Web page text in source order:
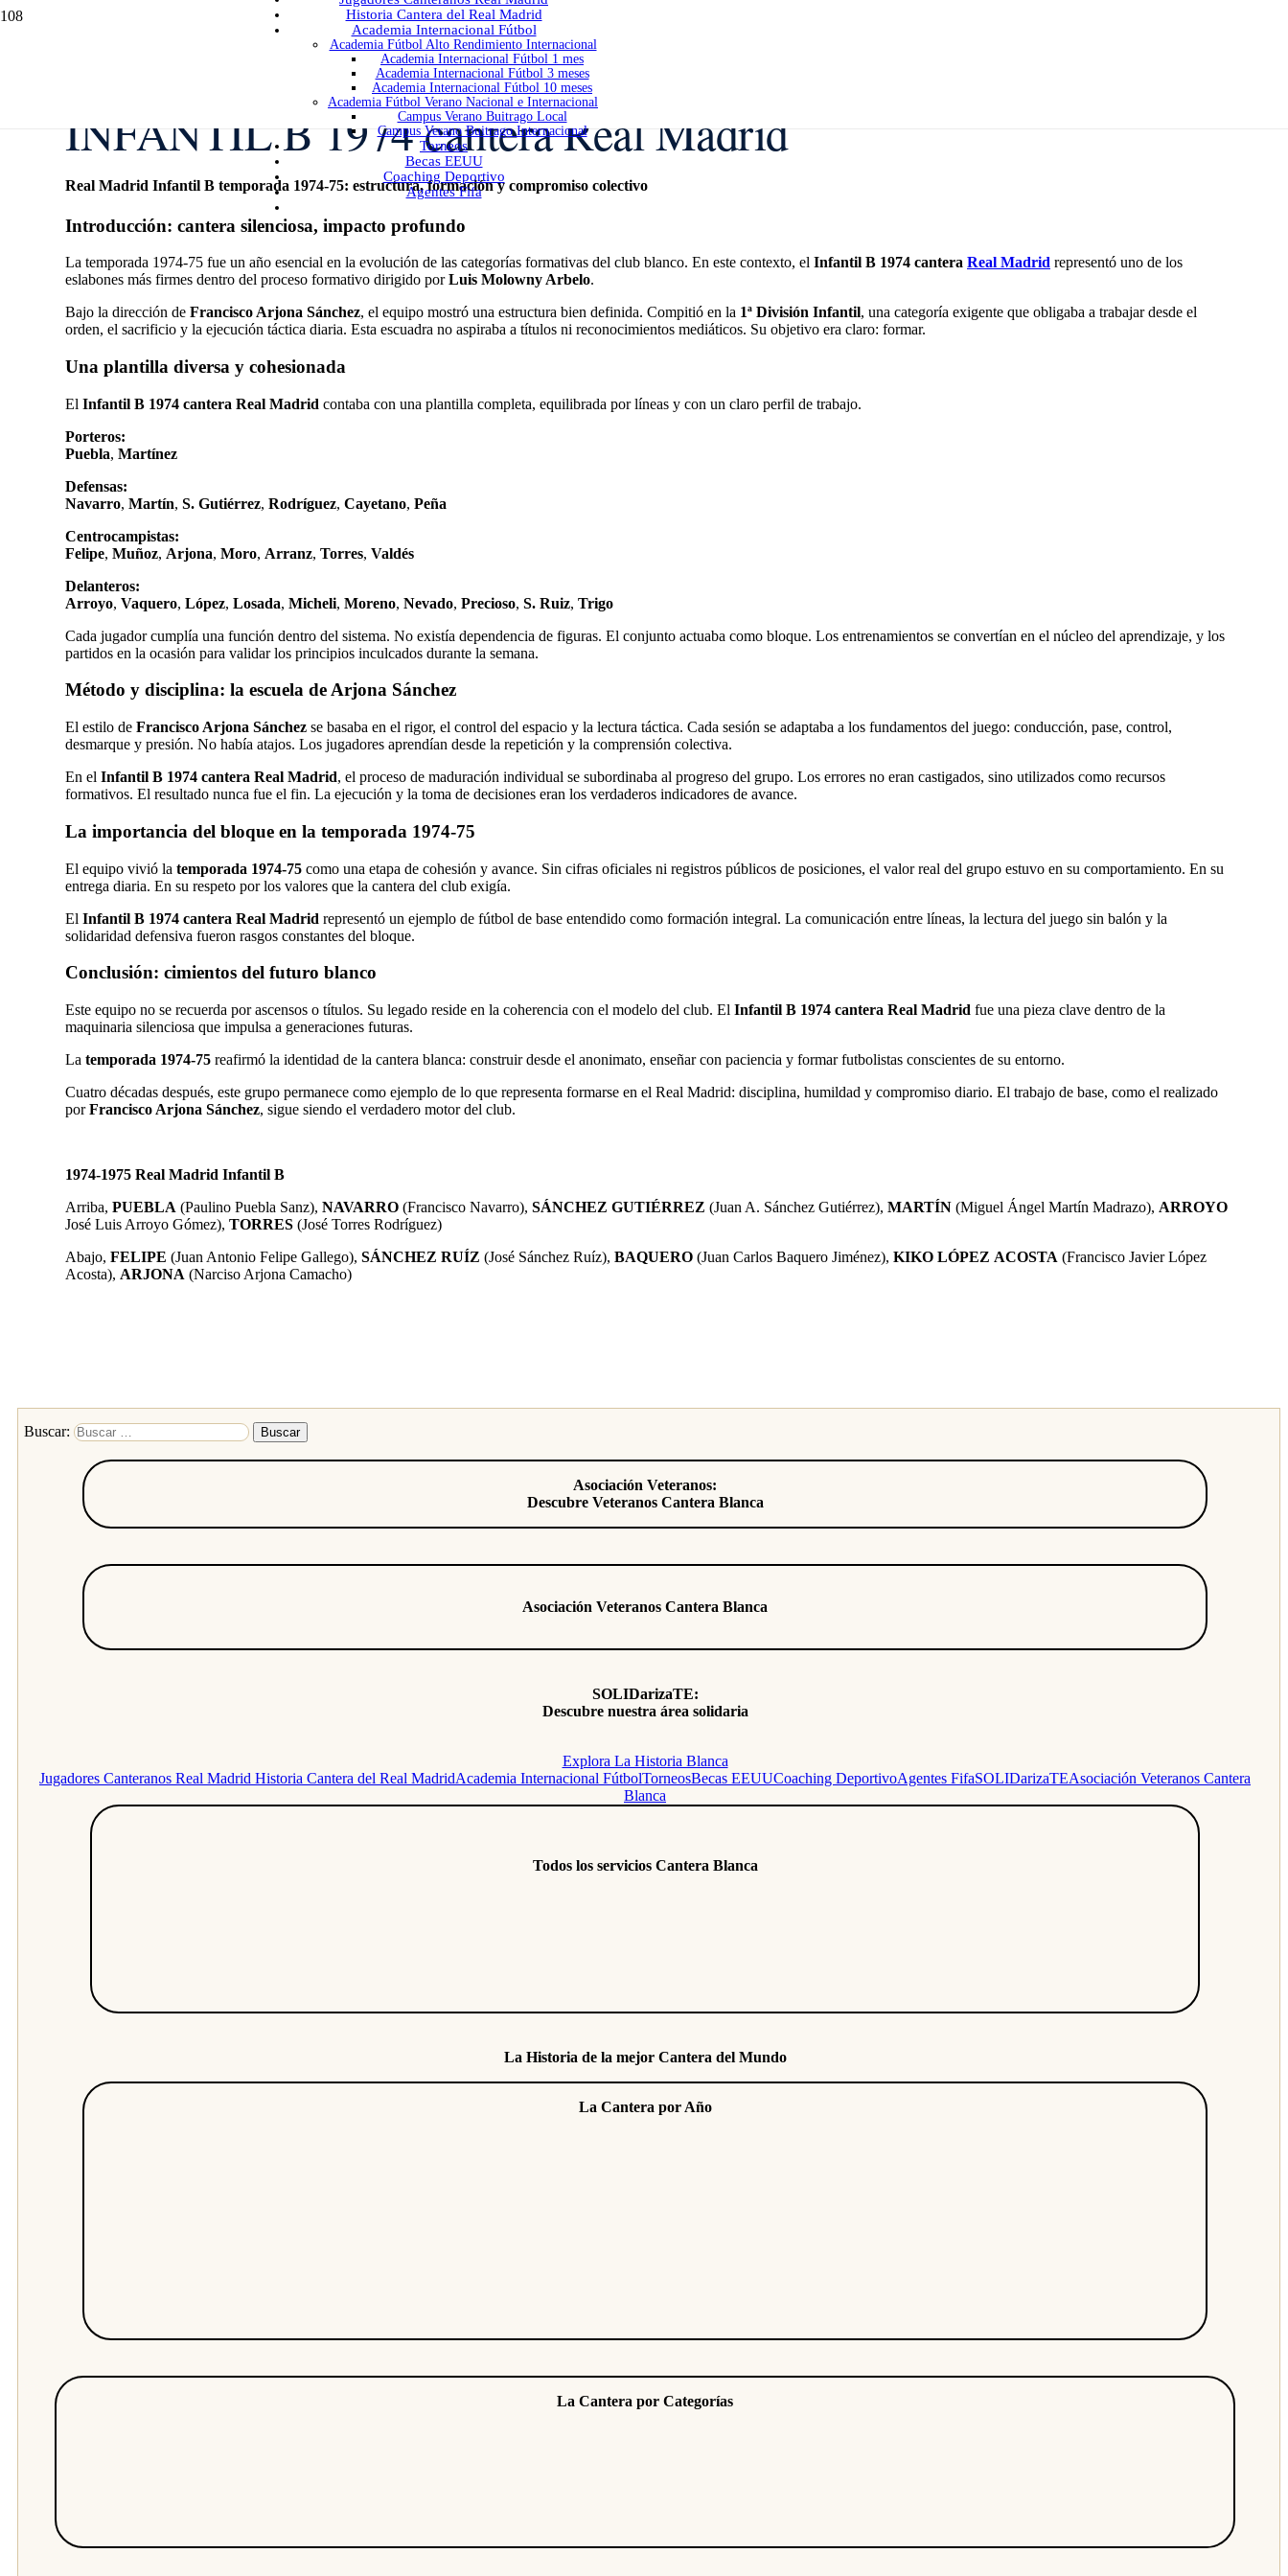
Historia Cantera del Real Madrid
Academia Internacional Fútbol
Academia Fútbol Alto Rendimiento Internacional
Academia Internacional Fútbol 1 mes
Academia Internacional Fútbol 3 meses
Academia Internacional Fútbol 10 meses
Academia Fútbol Verano Nacional e Internacional
Campus Verano Buitrago Local
Campus Verano Buitrago Internacional
Torneos
Becas EEUU
Coaching Deportivo
Agentes Fifa
INFANTIL B 1974 cantera Real Madrid
Real Madrid Infantil B temporada 1974-75: estructura, formación y compromiso colectivo
Introducción: cantera silenciosa, impacto profundo
La temporada 1974-75 fue un año esencial en la evolución de las categorías formativas del club blanco. En este contexto, el Infantil B 1974 cantera Real Madrid representó uno de los
eslabones más firmes dentro del proceso formativo dirigido porLuis Molowny Arbelo.
Bajo la dirección de Francisco Arjona Sánchez, el equipo mostró una estructura bien definida. Compitió en la 1ª División Infantil, una categoría exigente que obligaba a trabajar desde el
orden, el sacrificio y la ejecución táctica diaria. Esta escuadra no aspiraba a títulos ni reconocimientos mediáticos. Su objetivo era claro: formar.
Una plantilla diversa y cohesionada
El Infantil B 1974 cantera Real Madrid contaba con una plantilla completa, equilibrada por líneas y con un claro perfil de trabajo.
Porteros:
Puebla, Martínez
Defensas:
Navarro, Martín, S. Gutiérrez, Rodríguez, Cayetano, Peña
Centrocampistas:
Felipe, Muñoz, Arjona, Moro, Arranz, Torres, Valdés
Delanteros:
Arroyo, Vaquero, López, Losada, Micheli, Moreno, Nevado, Precioso, S. Ruiz, Trigo
Cada jugador cumplía una función dentro del sistema. No existía dependencia de figuras. El conjunto actuaba como bloque. Los entrenamientos se convertían en el núcleo del aprendizaje, y los
partidos en la ocasión para validar los principios inculcados durante la semana.
Método y disciplina: la escuela de Arjona Sánchez
El estilo de Francisco Arjona Sánchez se basaba en el rigor, el control del espacio y la lectura táctica. Cada sesión se adaptaba a los fundamentos del juego: conducción, pase, control,
desmarque y presión. No había atajos. Los jugadores aprendían desde la repetición y la comprensión colectiva.
En el Infantil B 1974 cantera Real Madrid, el proceso de maduración individual se subordinaba al progreso del grupo. Los errores no eran castigados, sino utilizados como recursos
formativos. El resultado nunca fue el fin. La ejecución y la toma de decisiones eran los verdaderos indicadores de avance.
La importancia del bloque en la temporada 1974-75
El equipo vivió la temporada 1974-75 como una etapa de cohesión y avance. Sin cifras oficiales ni registros públicos de posiciones, el valor real del grupo estuvo en su comportamiento. En su
entrega diaria. En su respeto por los valores que la cantera del club exigía.
El Infantil B 1974 cantera Real Madrid representó un ejemplo de fútbol de base entendido como formación integral. La comunicación entre líneas, la lectura del juego sin balón y la
solidaridad defensiva fueron rasgos constantes del bloque.
Conclusión: cimientos del futuro blanco
Este equipo no se recuerda por ascensos o títulos. Su legado reside en la coherencia con el modelo del club. El Infantil B 1974 cantera Real Madrid fue una pieza clave dentro de la
maquinaria silenciosa que impulsa a generaciones futuras.
La temporada 1974-75 reafirmó la identidad de la cantera blanca: construir desde el anonimato, enseñar con paciencia y formar futbolistas conscientes de su entorno.
Cuatro décadas después, este grupo permanece como ejemplo de lo que representa formarse en el Real Madrid: disciplina, humildad y compromiso diario. El trabajo de base, como el realizado
porFrancisco Arjona Sánchez, sigue siendo el verdadero motor del club.
1974-1975 Real Madrid Infantil B
Arriba, PUEBLA (Paulino Puebla Sanz), NAVARRO (Francisco Navarro), SÁNCHEZ GUTIÉRREZ (Juan A. Sánchez Gutiérrez), MARTÍN (Miguel Ángel Martín Madrazo), ARROYO
José Luis Arroyo Gómez), TORRES (José Torres Rodríguez)
Abajo, FELIPE (Juan Antonio Felipe Gallego), SÁNCHEZ RUÍZ (José Sánchez Ruíz), BAQUERO (Juan Carlos Baquero Jiménez), KIKO LÓPEZ ACOSTA (Francisco Javier López
Acosta), ARJONA (Narciso Arjona Camacho)
Buscar:
Asociación Veteranos:
Descubre Veteranos Cantera Blanca
Asociación Veteranos Cantera Blanca
SOLIDarizaTE:
Descubre nuestra área solidaria
Explora La Historia Blanca
Jugadores Canteranos Real Madrid Historia Cantera del Real MadridAcademia Internacional FútbolTorneosBecas EEUUCoaching DeportivoAgentes FifaSOLIDarizaTEAsociación Veteranos Cantera
Blanca
Todos los servicios Cantera Blanca
La Historia de la mejor Cantera del Mundo
La Cantera por Año
La Cantera por Categorías